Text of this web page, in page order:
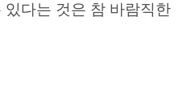
다는 것은 참 바람직한